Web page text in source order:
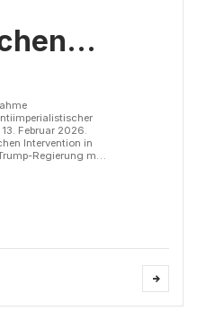
Kuba!
Februar 2026.
Intervention in
Regierung mit
dabei auf
Vorwände zurück. In
sie eine neue